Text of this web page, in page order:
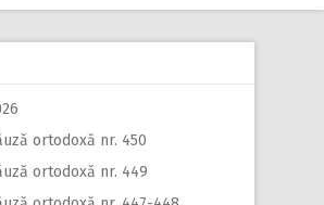
ortodoxă nr. 450
ortodoxă nr. 449